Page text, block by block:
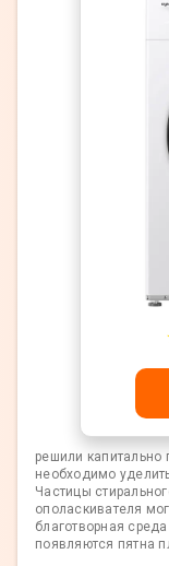
решили
необходимо
Частицы
ополаскивателя
благотворная
появляются пятна